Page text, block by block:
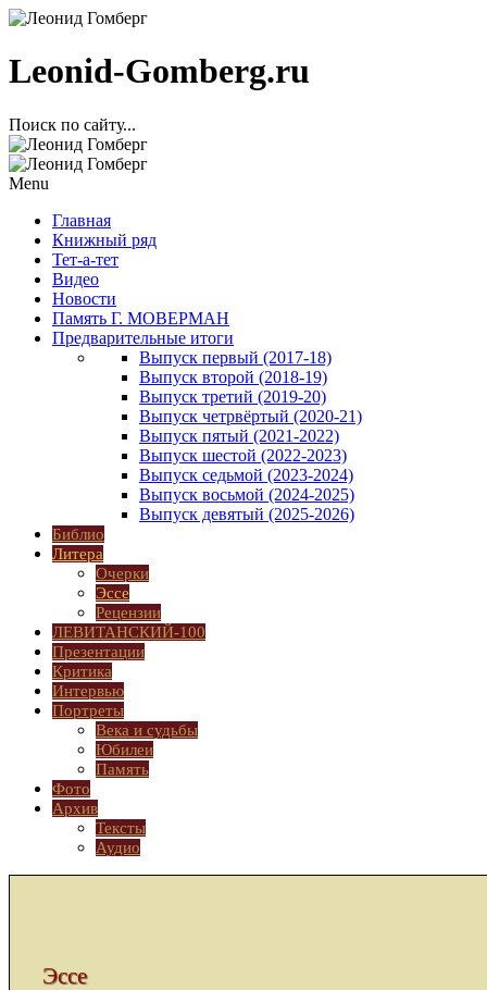
Leonid-Gomberg.ru
Поиск по сайту...
Menu
Главная
Книжный ряд
Тет-а-тет
Видео
Новости
Память Г. МОВЕРМАН
Предварительные итоги
Выпуск первый (2017-18)
Выпуск второй (2018-19)
Выпуск третий (2019-20)
Выпуск четрвёртый (2020-21)
Выпуск пятый (2021-2022)
Выпуск шестой (2022-2023)
Выпуск седьмой (2023-2024)
Выпуск восьмой (2024-2025)
Выпуск девятый (2025-2026)
Библио
Литера
Очерки
Эссе
Рецензии
ЛЕВИТАНСКИЙ-100
Презентации
Критика
Интервью
Портреты
Века и судьбы
Юбилеи
Память
Фото
Архив
Тексты
Аудио
Эссе